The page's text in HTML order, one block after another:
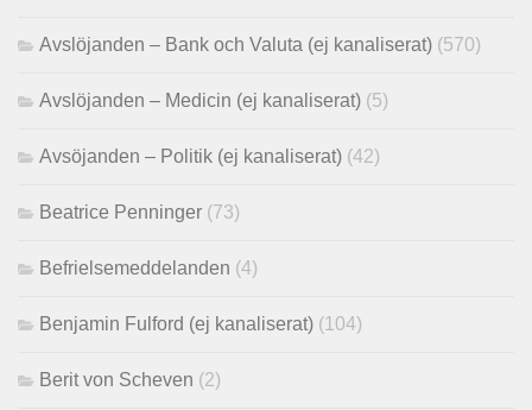
Avslöjanden – Bank och Valuta (ej kanaliserat) (570)
Avslöjanden – Medicin (ej kanaliserat) (5)
Avsöjanden – Politik (ej kanaliserat) (42)
Beatrice Penninger (73)
Befrielsemeddelanden (4)
Benjamin Fulford (ej kanaliserat) (104)
Berit von Scheven (2)